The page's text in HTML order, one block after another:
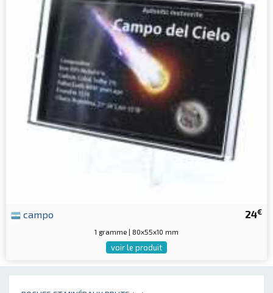
24€
campo
1 gramme | 80x55x10 mm
voir le produit